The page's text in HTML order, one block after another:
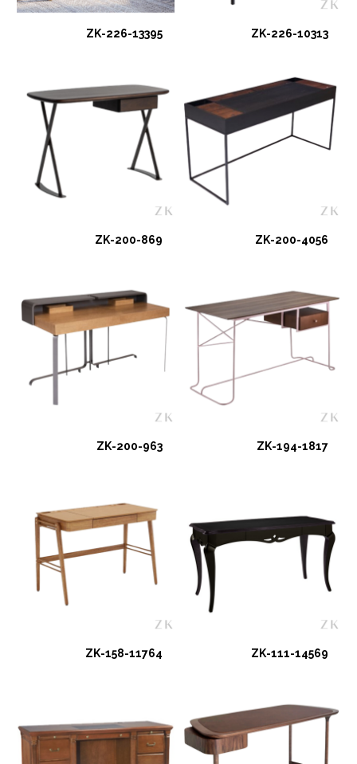
ZK-226-13395 ZK-226-10313
ZK-200-869 ZK-200-4056
ZK-200-963 ZK-194-1817
ZK-158-11764 ZK-111-14569